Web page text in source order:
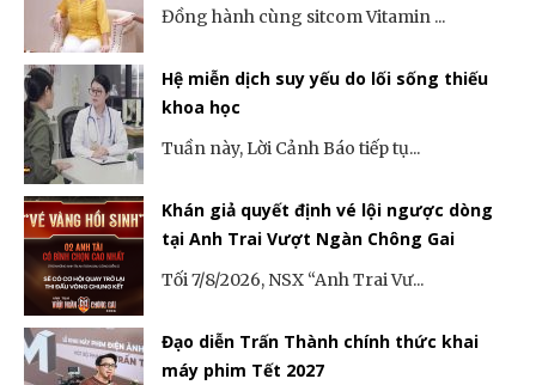
Đồng hành cùng sitcom Vitamin ...
Hệ miễn dịch suy yếu do lối sống thiếu
khoa học
Tuần này, Lời Cảnh Báo tiếp tụ...
Khán giả quyết định vé lội ngược dòng
tại Anh Trai Vượt Ngàn Chông Gai
Tối 7/8/2026, NSX “Anh Trai Vư...
Đạo diễn Trấn Thành chính thức khai
máy phim Tết 2027